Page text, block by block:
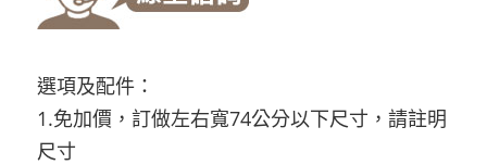
選項及配件：
1.免加價，訂做左右寬74公分以下尺寸，請註明
尺寸